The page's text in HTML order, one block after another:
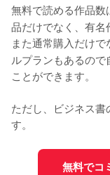
無料で読める作品数
品だけでなく、有名
また通常購入だけで
ルプランもあるの
ことができます。
ただし、ビジネス
す。
無料でコ